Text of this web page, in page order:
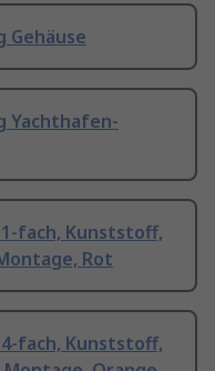
Yachthafen-
fach, Kunststoff,
Rot
fach, Kunststoff,